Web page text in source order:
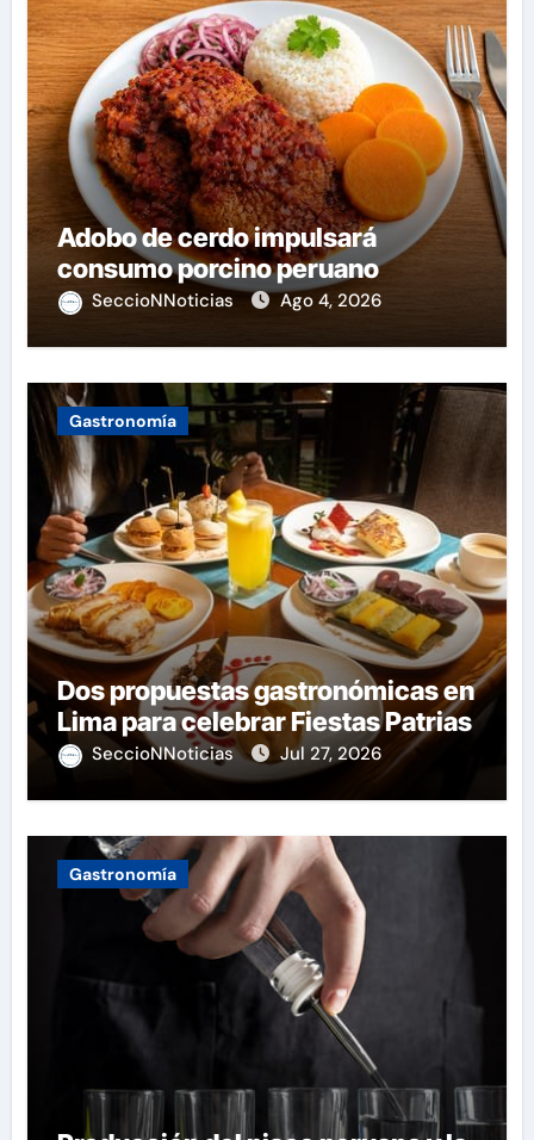
Adobo de cerdo impulsará
consumo porcino peruano
SeccioNNoticias Ago 4, 2026
Gastronomía
Dos propuestas gastronómicas en
Lima para celebrar Fiestas Patrias
SeccioNNoticias Jul 27, 2026
Gastronomía